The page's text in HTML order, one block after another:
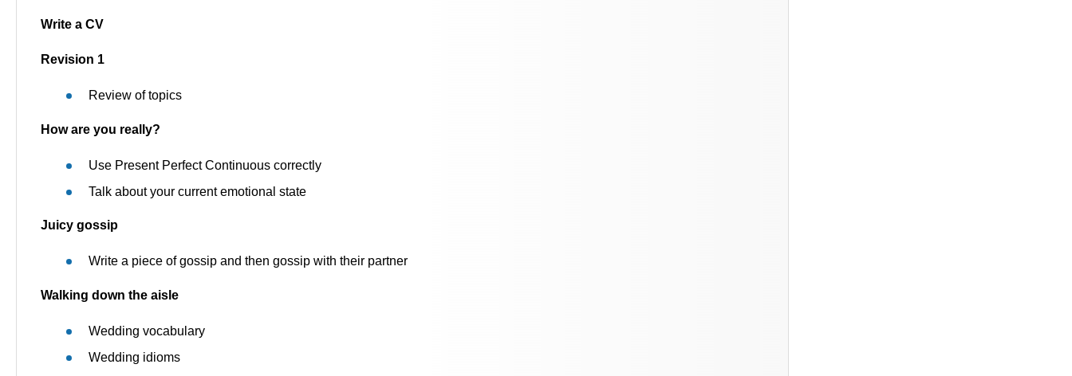
Write a CV
Revision 1
Review of topics
How are you really?
Use Present Perfect Continuous correctly
Talk about your current emotional state
Juicy gossip
Write a piece of gossip and then gossip with their partner
Walking down the aisle
Wedding vocabulary
Wedding idioms